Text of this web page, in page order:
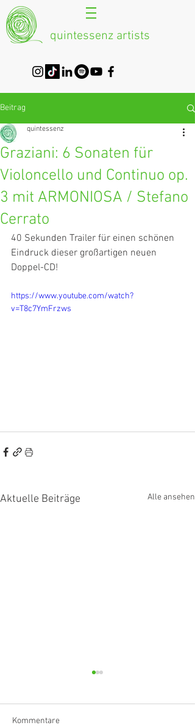
quintessenz artists
Beitrag
Graziani: 6 Sonaten für
Violoncello und Continuo op.
3 mit ARMONIOSA / Stefano
Cerrato
quintessenz
40 Sekunden Trailer für einen schönen
Eindruck dieser großartigen neuen
Doppel-CD!
https://www.youtube.com/watch?
v=T8c7YmFrzws
Aktuelle Beiträge Alle ansehen
Kommentare